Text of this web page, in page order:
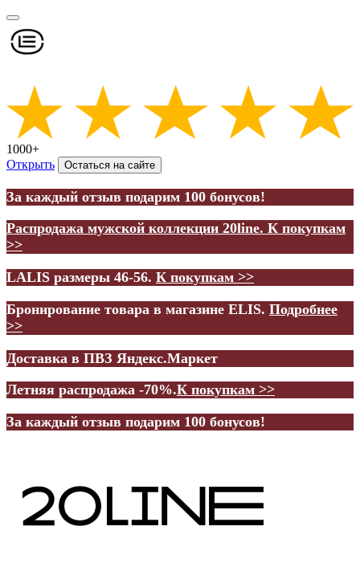
1000+
Открыть
Остаться на сайте
За каждый отзыв подарим 100 бонусов!
Распродажа мужской коллекции 20line. К покупкам
>>
LALIS размеры 46-56. К покупкам >>
Бронирование товара в магазине ELIS. Подробнее
>>
Доставка в ПВЗ Яндекс.Маркет
Летняя распродажа -70%.К покупкам >>
За каждый отзыв подарим 100 бонусов!